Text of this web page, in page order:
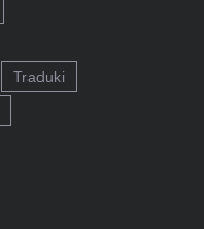
Traduki